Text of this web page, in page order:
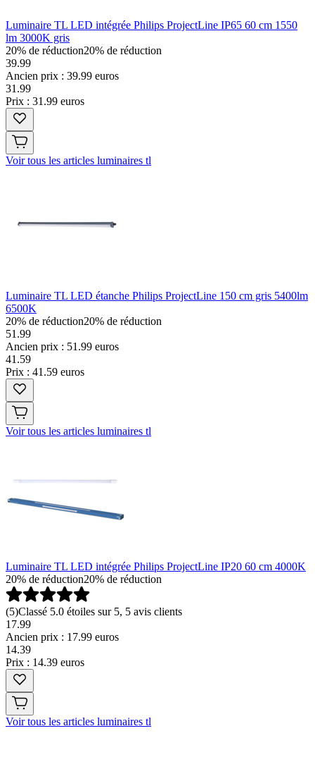
Luminaire TL LED intégrée Philips ProjectLine IP65 60 cm 1550
lm 3000K gris
20% de réduction20% de réduction
39.99
Ancien prix : 39.99 euros
31 .99
Prix : 31.99 euros
Voir tous les articles luminaires tl
Luminaire TL LED étanche Philips ProjectLine 150 cm gris 5400lm
6500K
20% de réduction20% de réduction
51.99
Ancien prix : 51.99 euros
41 .59
Prix : 41.59 euros
Voir tous les articles luminaires tl
Luminaire TL LED intégrée Philips ProjectLine IP20 60 cm 4000K
20% de réduction20% de réduction
(5)Classé 5.0 étoiles sur 5, 5 avis clients
17.99
Ancien prix : 17.99 euros
14.39
Prix : 14.39 euros
Voir tous les articles luminaires tl